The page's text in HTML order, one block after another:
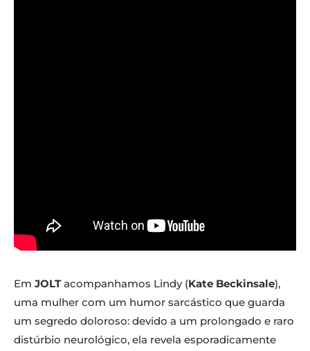
Em JOLTacompanhamos Lindy (Kate Beckinsale),
uma mulher com um humor sarcástico que guarda
um segredo doloroso: devido a um prolongado e raro
distúrbio neurológico, ela revela esporadicamente